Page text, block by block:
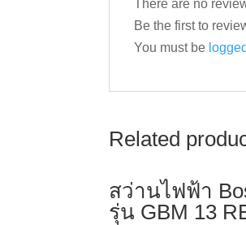
There are no
Be the first to
You must be
Related
สว่านไฟฟ้า
รุ่น GBM 13